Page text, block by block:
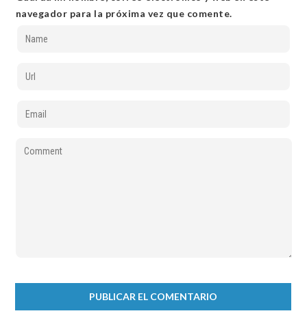
navegador para la próxima vez que comente.